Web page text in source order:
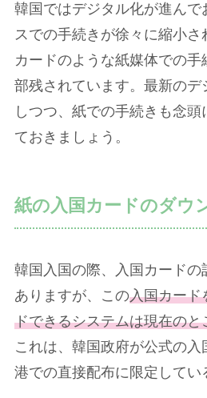
韓国ではデジタル化が進んで
スでの手続きが徐々に縮小さ
カードのような紙媒体での
部残されています。最新のデ
しつつ、紙での手続きも念
ておきましょう。
紙の入国カードのダウ
韓国入国の際、入国カード
ありますが、この入国カード
ドできるシステムは現在のと
これは、韓国政府が公式の
港での直接配布に限定してい